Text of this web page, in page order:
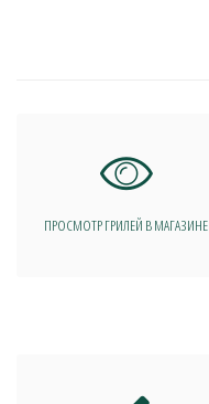
ПРОСМОТР ГРИЛЕЙ В МАГАЗИНЕ